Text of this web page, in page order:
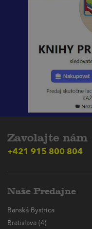
Zavolajte nám
+421 915 800 804
Naše Predajne
Banská Bystrica
Bratislava (4)